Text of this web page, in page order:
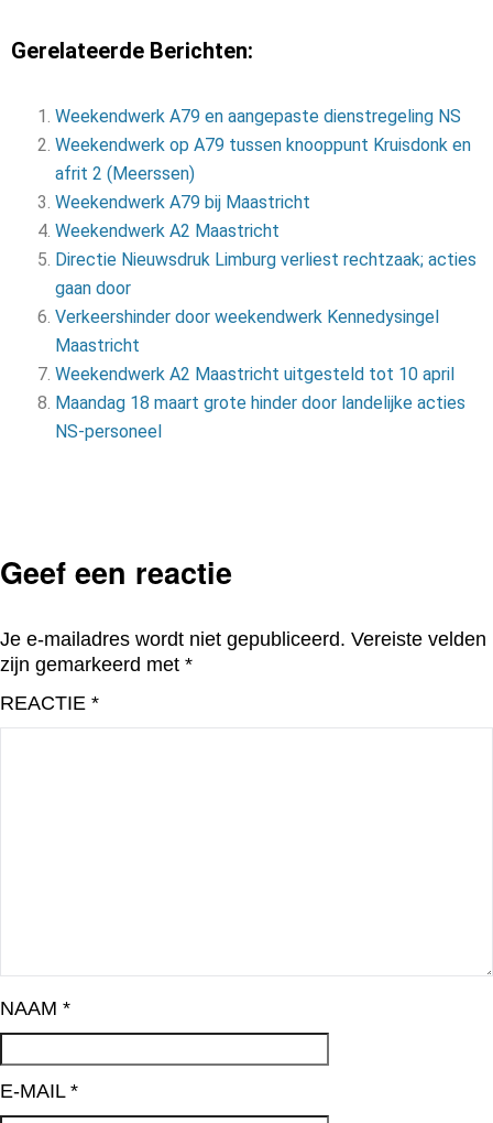
Gerelateerde Berichten:
Weekendwerk A79 en aangepaste dienstregeling NS
Weekendwerk op A79 tussen knooppunt Kruisdonk en
afrit 2 (Meerssen)
Weekendwerk A79 bij Maastricht
Weekendwerk A2 Maastricht
Directie Nieuwsdruk Limburg verliest rechtzaak; acties
gaan door
Verkeershinder door weekendwerk Kennedysingel
Maastricht
Weekendwerk A2 Maastricht uitgesteld tot 10 april
Maandag 18 maart grote hinder door landelijke acties
NS-personeel
Geef een reactie
Je e-mailadres wordt niet gepubliceerd. Vereiste velden
zijn gemarkeerd met *
REACTIE *
NAAM *
E-MAIL *